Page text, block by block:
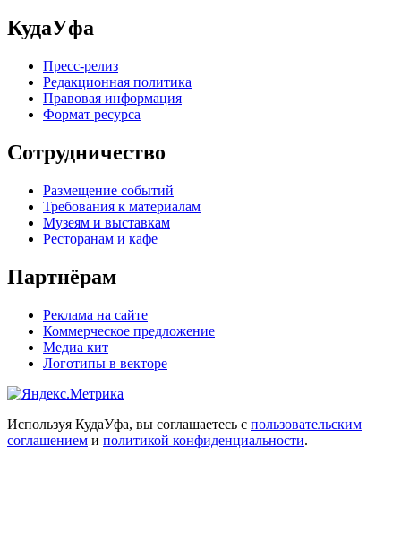
КудаУфа
Пресс-релиз
Редакционная политика
Правовая информация
Формат ресурса
Сотрудничество
Размещение событий
Требования к материалам
Музеям и выставкам
Ресторанам и кафе
Партнёрам
Реклама на сайте
Коммерческое предложение
Медиа кит
Логотипы в векторе
Используя КудаУфа, вы соглашаетесь с пользовательским
соглашением и политикой конфиденциальности.